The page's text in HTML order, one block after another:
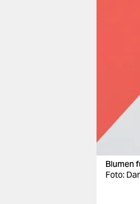
verlag
fragen
Blumen
Foto: